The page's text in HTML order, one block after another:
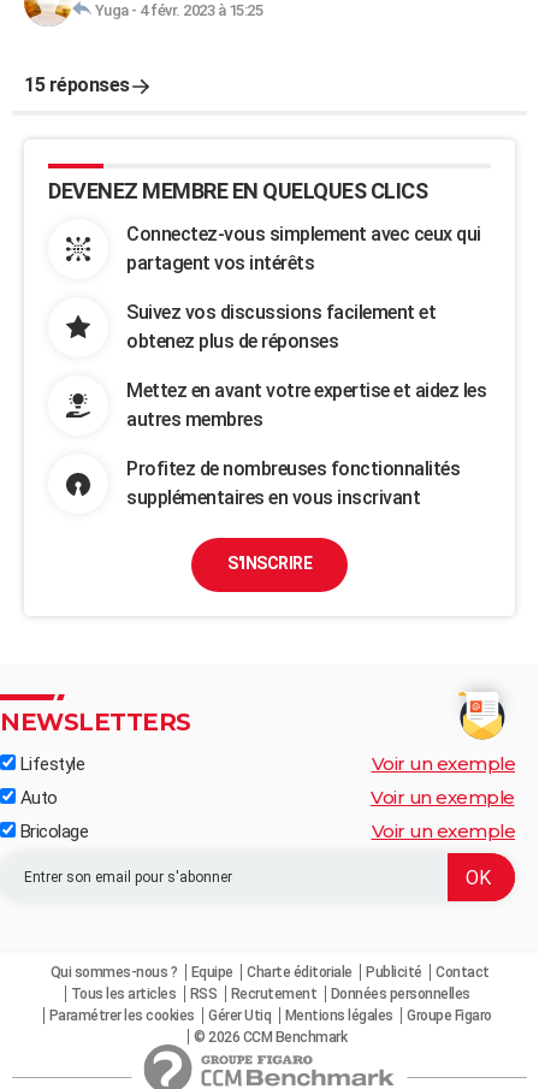
Yuga- 4 févr. 2023 à 15:25
15 réponses
DEVENEZ MEMBRE EN QUELQUES CLICS
Connectez-vous simplement avec ceux qui
partagent vos intérêts
Suivez vos discussions facilement et
obtenez plus de réponses
Mettez en avant votre expertise et aidez les
autres membres
Profitez de nombreuses fonctionnalités
supplémentaires en vous inscrivant
S'INSCRIRE
NEWSLETTERS
Lifestyle Voir un exemple
Auto Voir un exemple
Bricolage Voir un exemple
Qui sommes-nous ? Equipe Charte éditoriale Publicité
Contact
Tous les articles
RSS Recrutement
Données personnelles
Paramétrer les cookies
Gérer Utiq Mentions légales
Groupe Figaro
© 2026 CCM Benchmark